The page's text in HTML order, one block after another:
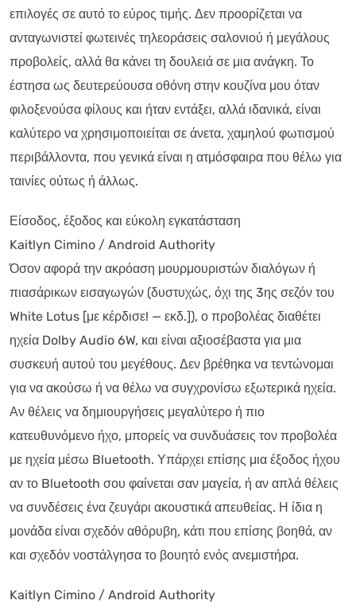
επιλογές σε αυτό το εύρος τιμής. Δεν προορίζεται να
ανταγωνιστεί φωτεινές τηλεοράσεις σαλονιού ή μεγάλους
προβολείς, αλλά θα κάνει τη δουλειά σε μια ανάγκη. Το
έστησα ως δευτερεύουσα οθόνη στην κουζίνα μου όταν
φιλοξενούσα φίλους και ήταν εντάξει, αλλά ιδανικά, είναι
καλύτερο να χρησιμοποιείται σε άνετα, χαμηλού φωτισμού
περιβάλλοντα, που γενικά είναι η ατμόσφαιρα που θέλω για
ταινίες ούτως ή άλλως.
Είσοδος, έξοδος και εύκολη εγκατάσταση
Kaitlyn Cimino / Android Authority
Όσον αφορά την ακρόαση μουρμουριστών διαλόγων ή
πιασάρικων εισαγωγών (δυστυχώς, όχι της 3ης σεζόν του
White Lotus [με κέρδισε! — εκδ.]), ο προβολέας διαθέτει
ηχεία Dolby Audio 6W, και είναι αξιοσέβαστα για μια
συσκευή αυτού του μεγέθους. Δεν βρέθηκα να τεντώνομαι
για να ακούσω ή να θέλω να συγχρονίσω εξωτερικά ηχεία.
Αν θέλεις να δημιουργήσεις μεγαλύτερο ή πιο
κατευθυνόμενο ήχο, μπορείς να συνδυάσεις τον προβολέα
με ηχεία μέσω Bluetooth. Υπάρχει επίσης μια έξοδος ήχου
αν το Bluetooth σου φαίνεται σαν μαγεία, ή αν απλά θέλεις
να συνδέσεις ένα ζευγάρι ακουστικά απευθείας. Η ίδια η
μονάδα είναι σχεδόν αθόρυβη, κάτι που επίσης βοηθά, αν
και σχεδόν νοστάλγησα το βουητό ενός ανεμιστήρα.
Kaitlyn Cimino / Android Authority